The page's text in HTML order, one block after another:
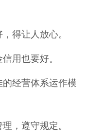
得让人放心。
用也要好。
经营体系运作模
，遵守规定。